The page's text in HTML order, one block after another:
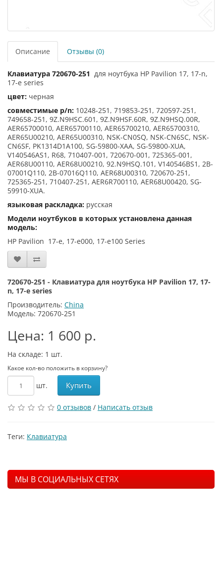
Описание Отзывы (0)
Клавиатура 720670-251 для ноутбука HP Pavilion 17, 17-n,
17-e series
цвет: черная
совместимые p/n: 10248-251 , 719853-251 , 720597-251,
749658-251, 9Z.N9HSC.601, 9Z.N9HSF.60R, 9Z.N9HSQ.00R,
AER65700010, AER65700110, AER65700210, AER65700310,
AER65U00210, AER65U00310, NSK-CN0SQ, NSK-CN6SC, NSK-
CN6SF, PK1314D1A100, SG-59800-XAA, SG-59800-XUA,
V140546AS1, R68, 710407-001, 720670-001, 725365-001,
AER68U00110, AER68U00210, 92.N9HSQ.101, V140546BS1, 2B-
07001Q110, 2B-07016Q110, AER68U00310, 720670-251,
725365-251, 710407-251, AER6R700110, AER68U00420, SG-
59910-XUA.
языковая раскладка: русская
Модели ноутбуков в которых установлена данная
модель:
HP Pavilion 17-e, 17-e000, 17-e100 Series
720670-251 - Клавиатура для ноутбука HP Pavilion 17, 17-
n, 17-e series
Производитель: China
Модель: 720670-251
Цена: 1 600 р.
На складе: 1 шт.
Какое кол-во положить в корзину?
шт. Купить
0 отзывов / Написать отзыв
Теги: Клавиатура
МЫ В СОЦИАЛЬНЫХ СЕТЯХ